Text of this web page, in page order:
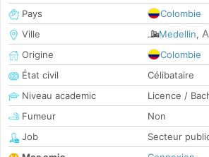
Pays
Colombie
Ville
Medellin,
Origine
Colombie
État civil
Célibataire
Niveau academic
Licence /
Fumeur
Non
Job
Secteur